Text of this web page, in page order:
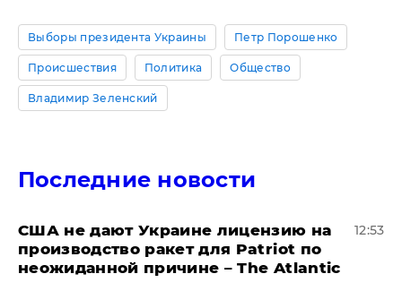
Выборы президента Украины Петр Порошенко
Происшествия Политика Общество
Владимир Зеленский
Последние новости
США не дают Украине лицензию на
производство ракет для Patriot по
неожиданной причине – The Atlantic
12:53